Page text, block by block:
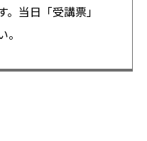
当日「受講票」